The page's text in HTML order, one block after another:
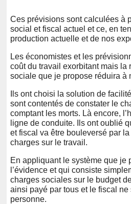
Ces prévisions sont calculées à
social et fiscal actuel et ce, en
production actuelle et de nos
Les économistes et les
coût du travail exorbitant mais la
sociale que je propose réduira à
Ils ont choisi la solution de
sont contentés de constater le
comptant les morts. Là encore,
ligne de conduite. Ils ont oublié
et fiscal va être bouleversé par
charges sur le travail.
En appliquant le système que je
l’évidence et qui consiste
charges sociales sur le budget
ainsi payé par tous et le fiscal ne
personne.